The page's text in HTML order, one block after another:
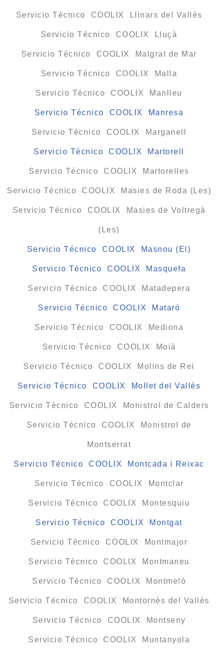
Servicio Técnico COOLIX Llinars del Vallès
Servicio Técnico COOLIX Lluçà
Servicio Técnico COOLIX Malgrat de Mar
Servicio Técnico COOLIX Malla
Servicio Técnico COOLIX Manlleu
Servicio Técnico COOLIX Manresa
Servicio Técnico COOLIX Marganell
Servicio Técnico COOLIX Martorell
Servicio Técnico COOLIX Martorelles
Servicio Técnico COOLIX Masies de Roda (Les)
Servicio Técnico COOLIX Masies de Voltregà
(Les)
Servicio Técnico COOLIX Masnou (El)
Servicio Técnico COOLIX Masquefa
Servicio Técnico COOLIX Matadepera
Servicio Técnico COOLIX Mataró
Servicio Técnico COOLIX Mediona
Servicio Técnico COOLIX Moià
Servicio Técnico COOLIX Molins de Rei
Servicio Técnico COOLIX Mollet del Vallès
Servicio Técnico COOLIX Monistrol de Calders
Servicio Técnico COOLIX Monistrol de
Montserrat
Servicio Técnico COOLIX Montcada i Reixac
Servicio Técnico COOLIX Montclar
Servicio Técnico COOLIX Montesquiu
Servicio Técnico COOLIX Montgat
Servicio Técnico COOLIX Montmajor
Servicio Técnico COOLIX Montmaneu
Servicio Técnico COOLIX Montmeló
Servicio Técnico COOLIX Montornès del Vallès
Servicio Técnico COOLIX Montseny
Servicio Técnico COOLIX Muntanyola